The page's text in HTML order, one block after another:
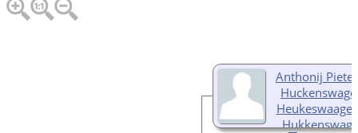
Anthonij